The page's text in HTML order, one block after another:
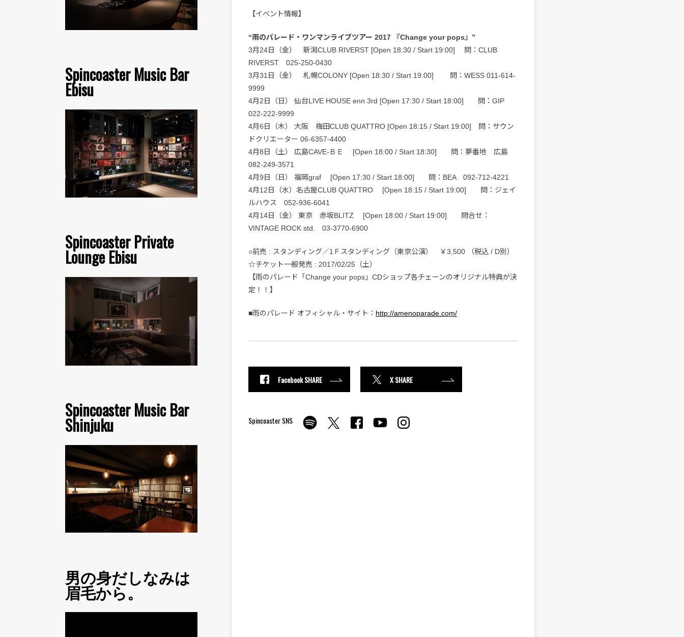
Spincoaster Music Bar
Ebisu
Spincoaster Private
Lounge Ebisu
Spincoaster Music Bar
Shinjuku
男の身だしなみは
眉毛から。
【イベント情報】
“雨のパレード・ワンマンライブツアー 2017 『Change your pops』”
3月24日（金） 新潟CLUB RIVERST [Open 18:30 / Start 19:00] 問：CLUB
RIVERST 025-250-0430
3月31日（金） 札幌COLONY [Open 18:30 / Start 19:00] 問：WESS 011-614-
9999
4月2日（日） 仙台LIVE HOUSE enn 3rd [Open 17:30 / Start 18:00] 問：GIP
022-222-9999
4月6日（木） 大阪 梅田CLUB QUATTRO [Open 18:15 / Start 19:00] 問：サウン
ドクリエーター 06-6357-4400
4月8日（土） 広島CAVE-ＢＥ [Open 18:00 / Start 18:30] 問：夢番地 広島
082-249-3571
4月9日（日） 福岡graf [Open 17:30 / Start 18:00] 問：BEA 092-712-4221
4月12日（水）名古屋CLUB QUATTRO [Open 18:15 / Start 19:00] 問：ジェイ
ルハウス 052-936-6041
4月14日（金） 東京 赤坂BLITZ [Open 18:00 / Start 19:00] 問合せ：
VINTAGE ROCK std. 03-3770-6900
○前売 : スタンディング／1Ｆスタンディング（東京公演） ￥3,500 （税込 / D別）
☆チケット一般発売 : 2017/02/25（土）
【雨のパレード「Change your pops」CDショップ各チェーンのオリジナル特典が決
定！！】
■雨のパレード オフィシャル・サイト： http://amenoparade.com/
Facebook SHARE X SHARE
Spincoaster SNS